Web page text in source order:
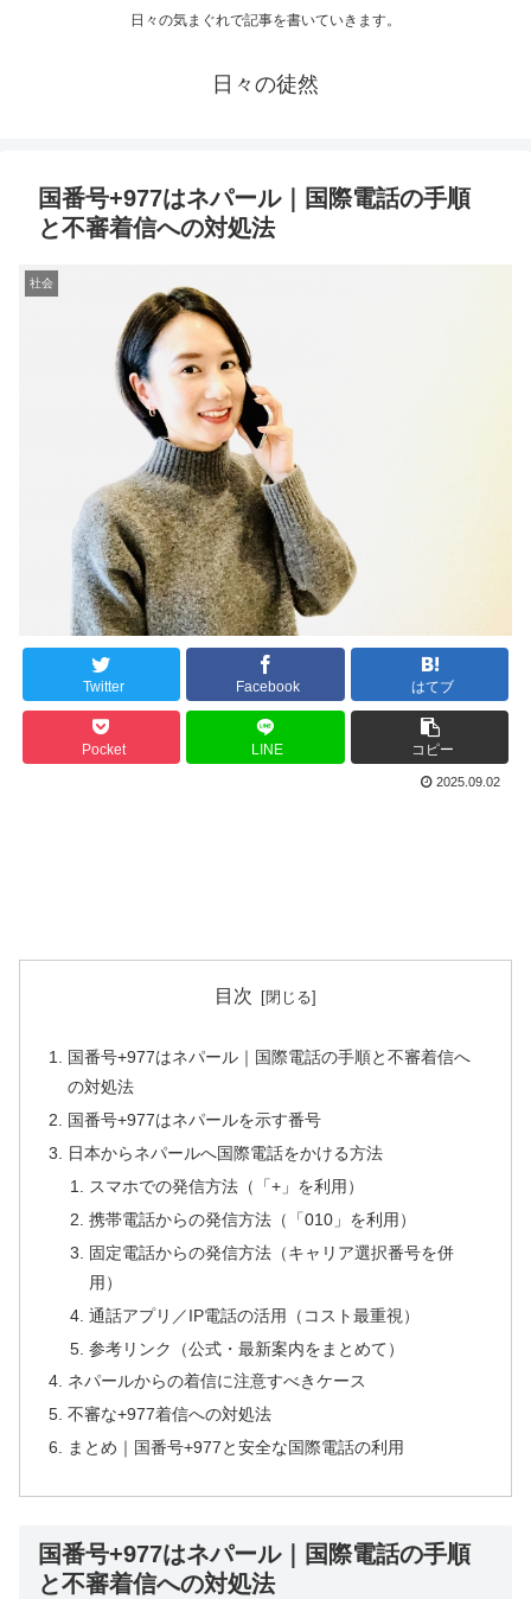
日々の気まぐれで記事を書いていきます。
日々の徒然
国番号+977はネパール｜国際電話の手順
と不審着信への対処法
社会
Twitter Facebook はてブ
Pocket LINE コピー
2025.09.02
目次
国番号+977はネパール｜国際電話の手順と不審着信へ
の対処法
国番号+977はネパールを示す番号
日本からネパールへ国際電話をかける方法
スマホでの発信方法（「+」を利用）
携帯電話からの発信方法（「010」を利用）
固定電話からの発信方法（キャリア選択番号を併
用）
通話アプリ／IP電話の活用（コスト最重視）
参考リンク（公式・最新案内をまとめて）
ネパールからの着信に注意すべきケース
不審な+977着信への対処法
まとめ｜国番号+977と安全な国際電話の利用
国番号+977はネパール｜国際電話の手順
と不審着信への対処法